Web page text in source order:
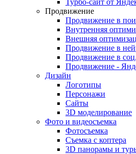
Турбо-сайт от
Продвижение
Продвижение в
Внутренняя
Внешняя
Продвижение в
Продвижение в
Продвижение -
Дизайн
Логотипы
Персонажи
Сайты
3D моделирование
Фото и видеосъемка
Фотосъемка
Съемка с коптера
3D панорамы и